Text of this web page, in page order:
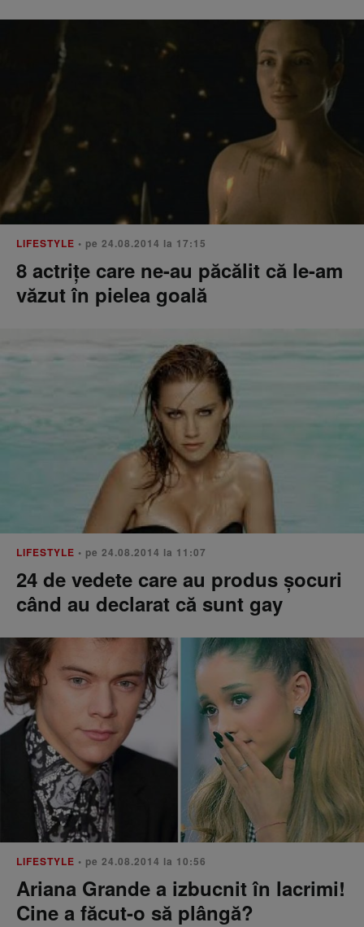
LIFESTYLE • pe 24.08.2014 la 17:15
8 actrițe care ne-au păcălit că le-am
văzut în pielea goală
LIFESTYLE • pe 24.08.2014 la 11:07
24 de vedete care au produs șocuri
când au declarat că sunt gay
LIFESTYLE • pe 24.08.2014 la 10:56
Ariana Grande a izbucnit în lacrimi!
Cine a făcut-o să plângă?